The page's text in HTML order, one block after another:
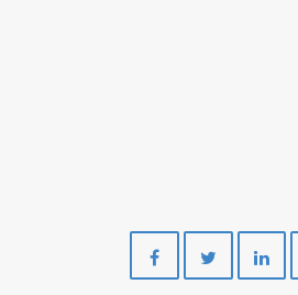
på
på